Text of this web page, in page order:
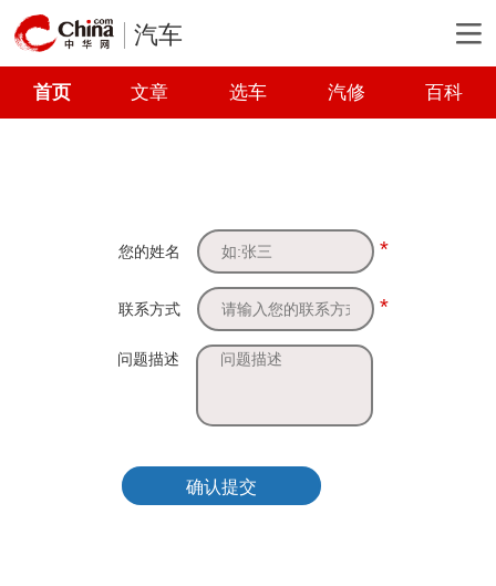
汽车
首页 文章 选车 汽修 百科
您的姓名 *
联系方式 *
问题描述
确认提交